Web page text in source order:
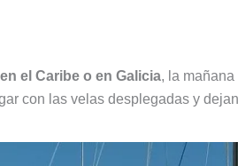
el Caribe o en Galicia, la
con las velas desplegadas y